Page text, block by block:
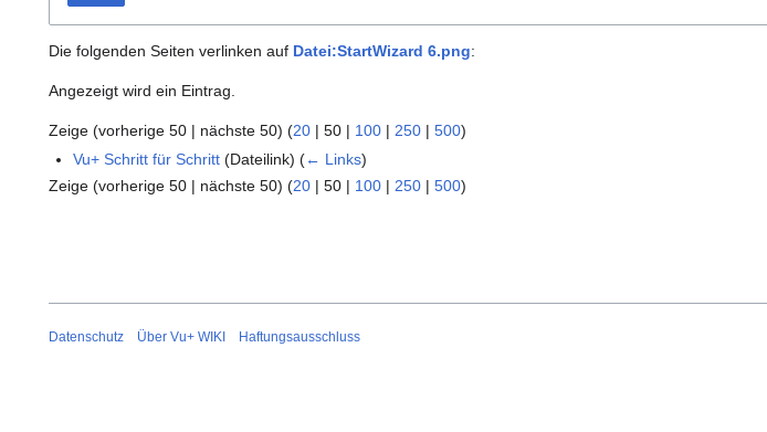
Die folgenden Seiten verlinken auf Datei:StartWizard 6.png:
Angezeigt wird ein Eintrag.
Zeige (vorherige 50 | nächste 50) (20 | 50 | 100 | 250 | 500)
Vu+ Schritt für Schritt (Dateilink)(← Links)
Zeige (vorherige 50 | nächste 50) (20 | 50 | 100 | 250 | 500)
Datenschutz Über Vu+ WIKI Haftungsausschluss